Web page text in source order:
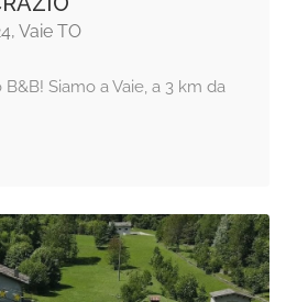
Vaie TO
Siamo a Vaie, a 3 km da